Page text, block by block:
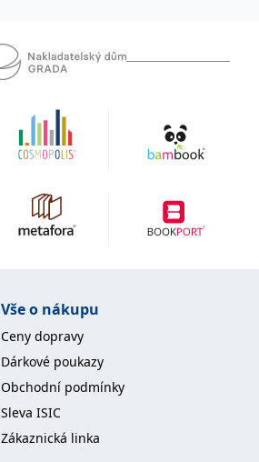
Vše o nákupu
Ceny dopravy
Dárkové poukazy
Obchodní podmínky
Sleva ISIC
Zákaznická linka